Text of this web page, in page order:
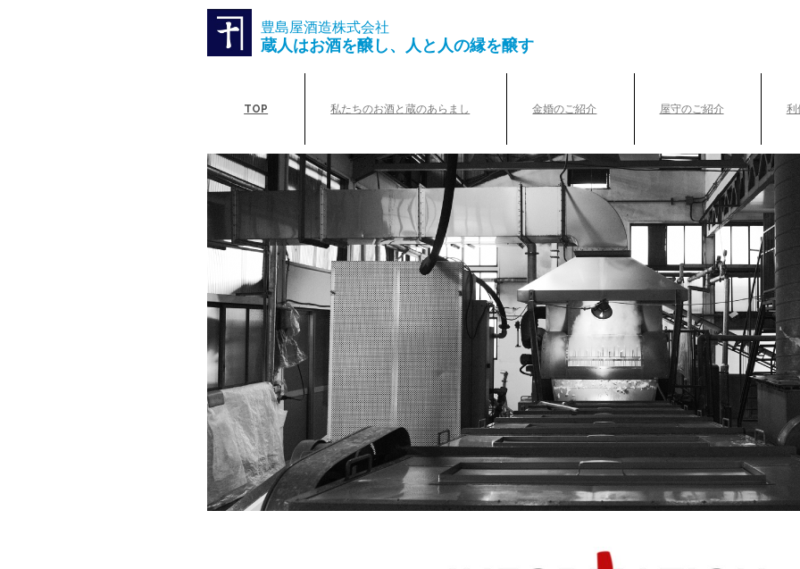
豊島屋酒造株式会社
蔵人はお酒を醸し、人と人の縁を醸す
TOP 私たちのお酒と蔵のあらまし 金婚のご紹介 屋守のご紹介 利